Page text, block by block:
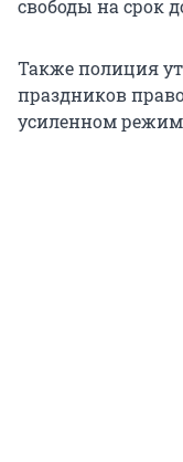
свободы на срок
Также полиция
праздников
усиленном